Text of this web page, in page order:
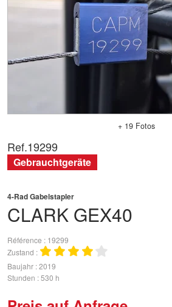
+ 19 Fotos
CLARK GEX40
4-Rad Gabelstapler
Référence
19299
Zustand
Baujahr 2019
Stunden 530 h
Ref.19299
Gebrauchtgeräte